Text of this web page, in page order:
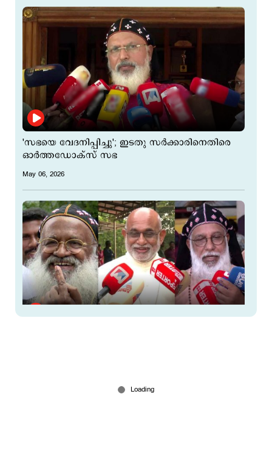
'സഭയെ വേദനിപ്പിച്ചു'; ഇടതു സര്‍ക്കാരിനെതിരെ
ഓര്‍ത്തഡോക്സ് സഭ
May 06, 2026